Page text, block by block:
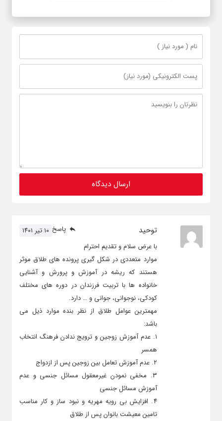
توحید ۱۰ تیر ۱۴۰۱ پاسخ
با عرض سلام و تقدیم احترام
موارد متعددی در شکل گیری پرونده های طلاق موثر
هستند که ریشه در آموزش و پرورش و آشنایی
خانواده ها با تربیت فرزندان در دوره های مختلف
کودکی، نوجوانی، جوانی و … دارد.
مهمترین عوامل طلاق از نظر بنده موارد ذیل می
باشد:
۱. عدم آموزش زوجین و ترویج ندادن فرهنگ انتخاب
همسر
۲. عدم آموزش تعامل بین زوجین پس از ازدواج
۳. مخفی نمودن غیرمعقول مسائل جنسی و عدم
آموزش مسائل جنسی
۴. افزایش بی رویه مهریه و نبود ساز و کار مناسب
تامین معیشت بانوان پس از طلاق